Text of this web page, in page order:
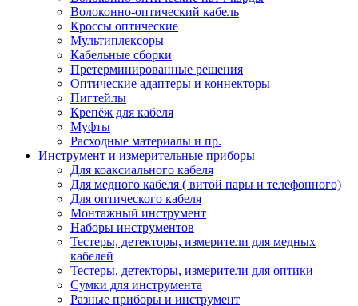
Волоконно-оптический кабель
Кроссы оптические
Мультиплексоры
Кабельные сборки
Претерминированные решения
Оптические адаптеры и коннекторы
Пигтейлы
Крепёж для кабеля
Муфты
Расходные материалы и пр.
Инструмент и измерительные приборы
Для коаксиального кабеля
Для медного кабеля ( витой пары и телефонного)
Для оптического кабеля
Монтажный инструмент
Наборы инструментов
Тестеры, детекторы, измерители для медных
кабелей
Тестеры, детекторы, измерители для оптики
Сумки для инструмента
Разные приборы и инструмент